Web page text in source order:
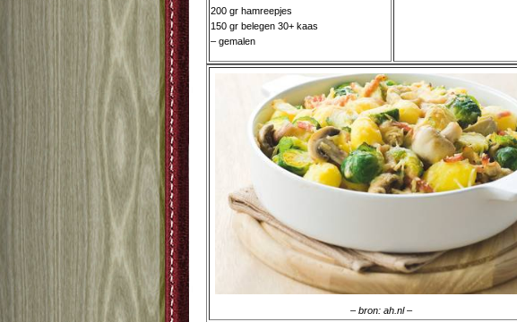
200 gr hamreepjes
150 gr belegen 30+ kaas
– gemalen
– bron: ah.nl –